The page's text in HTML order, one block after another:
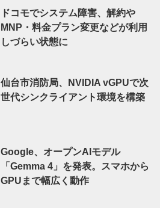
ドコモでシステム障害、解約や
MNP・料金プラン変更などが利用
しづらい状態に
仙台市消防局、NVIDIA vGPUで次
世代シンクライアント環境を構築
Google、オープンAIモデル
「Gemma 4」を発表。スマホから
GPUまで幅広く動作